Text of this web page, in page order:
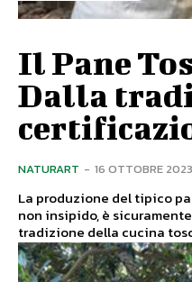
Il Pane
Dalla
NATURART - 16 OTTOBRE 2023
La produzione del tipico
non insipido, è
tradizione della cucina